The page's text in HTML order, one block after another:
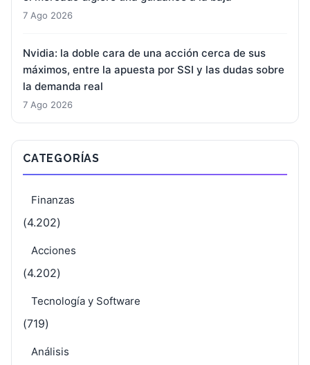
7 Ago 2026
Nvidia: la doble cara de una acción cerca de sus
máximos, entre la apuesta por SSI y las dudas sobre
la demanda real
7 Ago 2026
CATEGORÍAS
Finanzas
(4.202)
Acciones
(4.202)
Tecnología y Software
(719)
Análisis